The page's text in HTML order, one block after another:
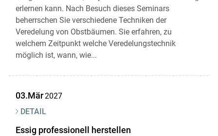
erlernen kann. Nach Besuch dieses Seminars
beherrschen Sie verschiedene Techniken der
Veredelung von Obstbäumen. Sie erfahren, zu
welchem Zeitpunkt welche Veredelungstechnik
möglich ist, wann, wie...
03.Mär2027
DETAIL
Essig professionell herstellen